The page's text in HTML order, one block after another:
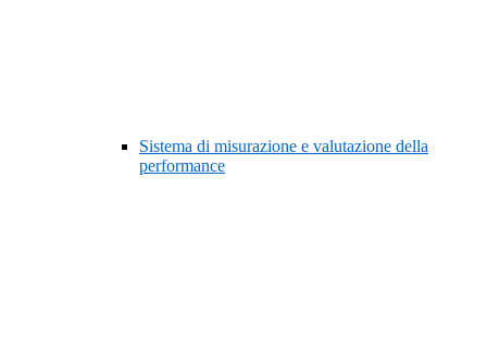
Sistema di misurazione e valutazione della
performance